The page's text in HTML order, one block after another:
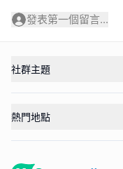
發表第一個留言...
社群主題
熱門地點